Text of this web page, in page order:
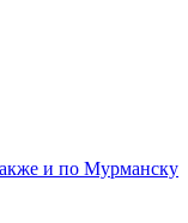
и по Мурманску